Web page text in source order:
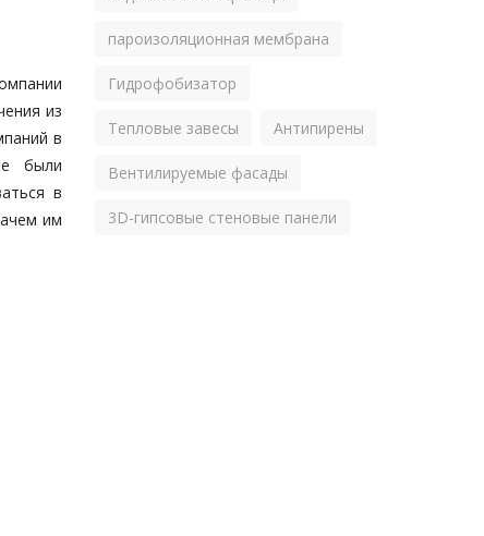
из
в
были
в
им
пароизоляционная мембрана
Гидрофобизатор
Тепловые завесы Антипирены
Вентилируемые фасады
3D-гипсовые стеновые панели